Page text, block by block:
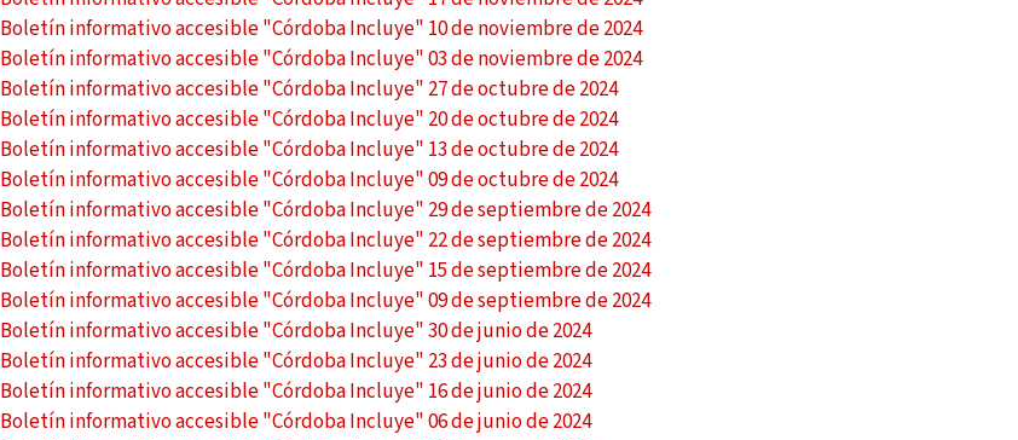
Boletín informativo accesible "Córdoba Incluye" 10 de noviembre de 2024
Boletín informativo accesible "Córdoba Incluye" 03 de noviembre de 2024
Boletín informativo accesible "Córdoba Incluye" 27 de octubre de 2024
Boletín informativo accesible "Córdoba Incluye" 20 de octubre de 2024
Boletín informativo accesible "Córdoba Incluye" 13 de octubre de 2024
Boletín informativo accesible "Córdoba Incluye" 09 de octubre de 2024
Boletín informativo accesible "Córdoba Incluye" 29 de septiembre de 2024
Boletín informativo accesible "Córdoba Incluye" 22 de septiembre de 2024
Boletín informativo accesible "Córdoba Incluye" 15 de septiembre de 2024
Boletín informativo accesible "Córdoba Incluye" 09 de septiembre de 2024
Boletín informativo accesible "Córdoba Incluye" 30 de junio de 2024
Boletín informativo accesible "Córdoba Incluye" 23 de junio de 2024
Boletín informativo accesible "Córdoba Incluye" 16 de junio de 2024
Boletín informativo accesible "Córdoba Incluye" 06 de junio de 2024